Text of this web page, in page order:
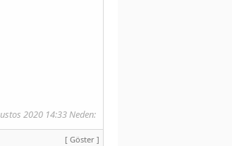
2020 14:33 Neden:
[ Göster ]